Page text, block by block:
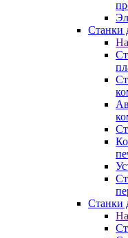
Станки
Станки